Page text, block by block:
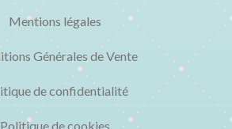
Mentions légales
Générales de Vente
de confidentialité
Politique de cookies